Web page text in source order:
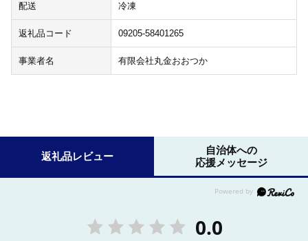
配送 冷凍
返礼品コード 09205-58401265
事業者名 有限会社丸金おおつか
返礼品レビュー
自治体への
応援メッセージ
0.0